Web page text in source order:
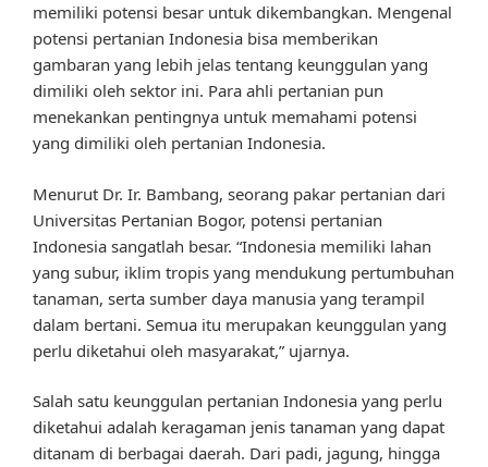
memiliki potensi besar untuk dikembangkan. Mengenal
potensi pertanian Indonesia bisa memberikan
gambaran yang lebih jelas tentang keunggulan yang
dimiliki oleh sektor ini. Para ahli pertanian pun
menekankan pentingnya untuk memahami potensi
yang dimiliki oleh pertanian Indonesia.
Menurut Dr. Ir. Bambang, seorang pakar pertanian dari
Universitas Pertanian Bogor, potensi pertanian
Indonesia sangatlah besar. “Indonesia memiliki lahan
yang subur, iklim tropis yang mendukung pertumbuhan
tanaman, serta sumber daya manusia yang terampil
dalam bertani. Semua itu merupakan keunggulan yang
perlu diketahui oleh masyarakat,” ujarnya.
Salah satu keunggulan pertanian Indonesia yang perlu
diketahui adalah keragaman jenis tanaman yang dapat
ditanam di berbagai daerah. Dari padi, jagung, hingga